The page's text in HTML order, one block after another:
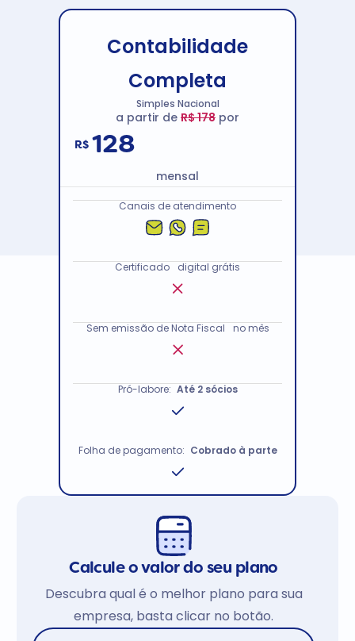
Contabilidade
Completa
Simples Nacional
a partir de R$ 178 por
R$ 128
mensal
Canais de atendimento
Certificado digital grátis
Sem emissão de Nota Fiscal no mês
Pró-labore: Até 2 sócios
Folha de pagamento: Cobrado à parte
Calcule o valor do seu plano
Descubra qual é o melhor plano para sua
empresa, basta clicar no botão.